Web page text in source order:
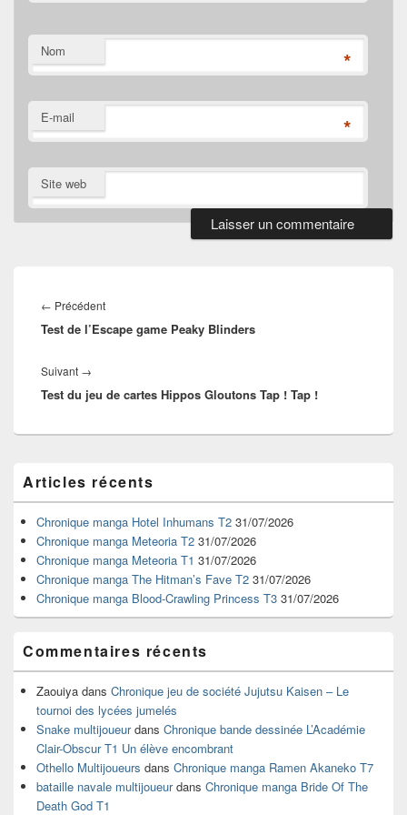
Nom *
E-mail *
Site web
de
l’article
← PrécédentArticle
précédent :
Test de l’Escape game Peaky Blinders
Suivant →
suivant :
Test du jeu de cartes Hippos Gloutons Tap ! Tap !
principale
de
widget
pour
barre
latérale
Articles récents
Chronique manga Hotel Inhumans T2 31/07/2026
Chronique manga Meteoria T2 31/07/2026
Chronique manga Meteoria T1 31/07/2026
Chronique manga The Hitman’s Fave T2 31/07/2026
Chronique manga Blood-Crawling Princess T3 31/07/2026
Commentaires récents
Zaouiya dans Chronique jeu de société Jujutsu Kaisen – Le
tournoi des lycées jumelés
Snake multijoueurdans Chronique bande dessinée L’Académie
Clair-Obscur T1 Un élève encombrant
Othello Multijoueurs dans Chronique manga Ramen Akaneko T7
bataille navale multijoueurdans Chronique manga Bride Of The
Death God T1